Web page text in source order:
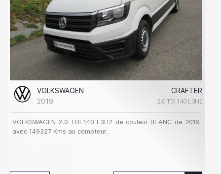
VOLKSWAGEN
CRAFTER
2019
2.0 TDI 140 L3H2
VOLKSWAGEN 2.0 TDI 140 L3H2 de couleur BLANC de 2019
avec 149327 Kms au compteur.